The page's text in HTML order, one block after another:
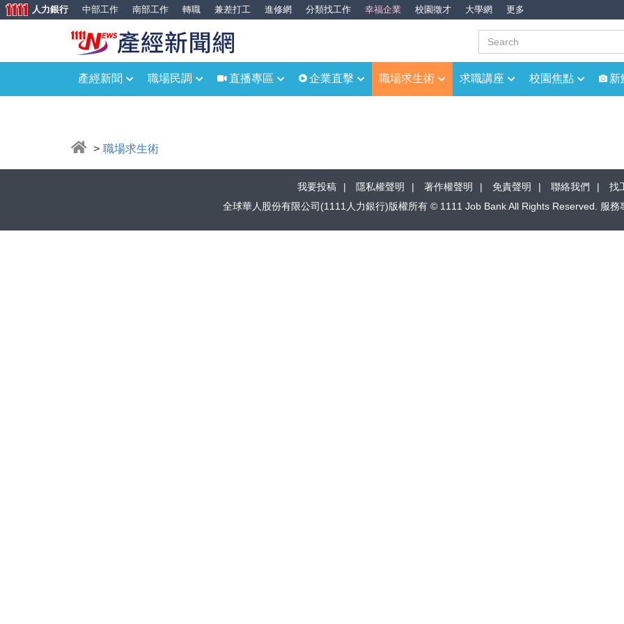
人力銀行 中部工作 南部工作 轉職 兼差打工 進修網 分類找工作 幸福企業 校園徵才 大學網 更多
產經新聞 職場民調 直播專區 企業直擊 職場求生術 求職講座 校園焦點 新
職場求生術
我要投稿 隱私權聲明 著作權聲明 免責聲明 聯絡我們
找
全球華人股份有限公司(1111人力銀行)版權所有 © 1111 Job Bank All Rights Reserved.
服務